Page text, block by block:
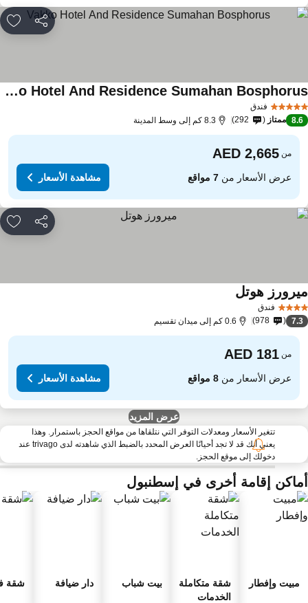
مشاركة
فندق
Vakko Hotel And Residence Sumahan Bosphorus
8.6 ممتاز 292 8.3 كم إلى وسط المدينة
من
عرض الأسعار من7 مواقع مشاهدة الأسعار
مشاركة
فندق
هوتل
7.3
978 0.6 كم إلى ميدان تقسيم
من
عرض الأسعار من8 مواقع مشاهدة الأسعار
عرض المزيد
تتغير الأسعار ومعدلات التوفر التي نتلقاها من مواقع الحجز باستمرار. وهذا
يعني أنك قد لا تجد أحيانًا العرض المحدد بالضبط الذي شاهدته لدى trivago عند
دخولك إلى موقع الحجز.
إقامة أخرى في إسطنبول
مبيت وإفطار
شقة متكاملة
الخدمات
بيت شباب دار ضيافة شقة